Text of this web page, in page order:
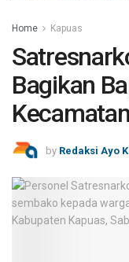
Home Kapuas
Bagikan
by Redaksi Ayo